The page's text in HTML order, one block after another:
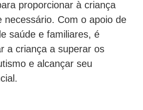
proporcionar à criança
necessário. Com o apoio de
saúde e familiares, é
a criança a superar os
e alcançar seu